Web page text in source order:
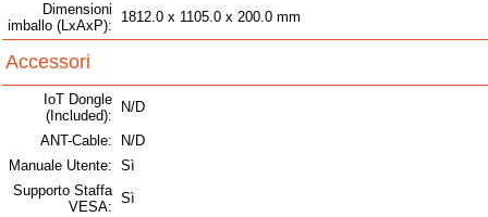
Dimensioni
imballo (LxAxP):
1812.0 x 1105.0 x 200.0 mm
Accessori
IoT Dongle
(Included):
N/D
ANT-Cable:
N/D
Manuale Utente: Sì
Supporto Staffa
VESA:
Sì